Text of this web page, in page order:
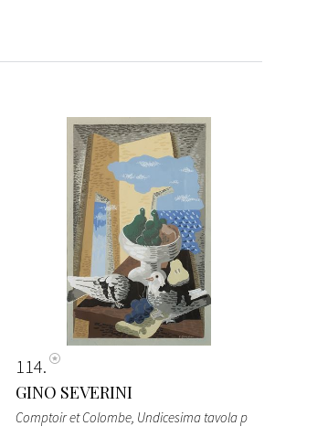
114
GINO SEVERINI
Comptoir et Colombe, Undicesima tavola p